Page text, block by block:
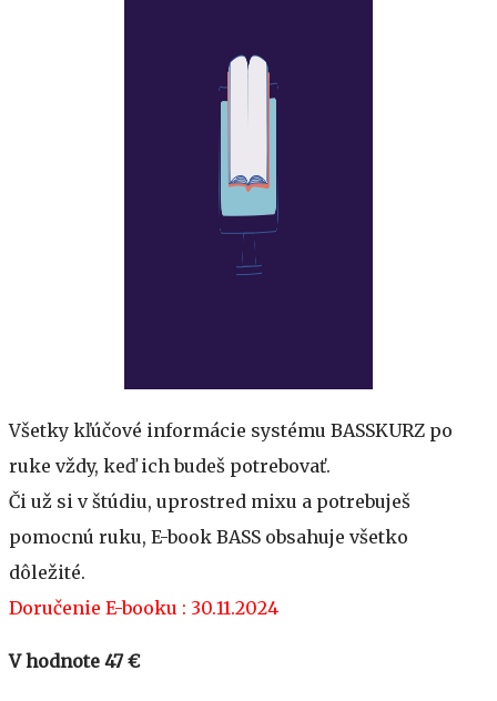
Všetky kľúčové informácie systému BASSKURZ po
ruke vždy, keď ich budeš potrebovať.
Či už si v štúdiu, uprostred mixu a potrebuješ
pomocnú ruku, E-book BASS obsahuje všetko
dôležité.
Doručenie E-booku : 30.11.2024
V hodnote 47 €